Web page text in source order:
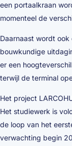
een portaalkraan
momenteel de
Daarnaast wordt
bouwkundige
er een
terwijl de terminal
Het project
Het studiewerk is
de loop van het
verwachting begin